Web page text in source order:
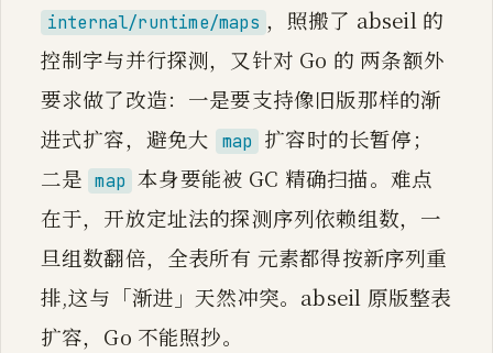
internal/runtime/maps ，照搬了 abseil 的
控制字与并行探测，又针对 Go 的 两条额外
要求做了改造：一是要支持像旧版那样的渐
进式扩容，避免大
map
扩容时的长暂停；
二是 map 本身要能被 GC 精确扫描。难点
在于，开放定址法的探测序列依赖组数，一
旦组数翻倍，全表所有 元素都得按新序列重
排,这与「渐进」天然冲突。abseil 原版整表
扩容，Go 不能照抄。